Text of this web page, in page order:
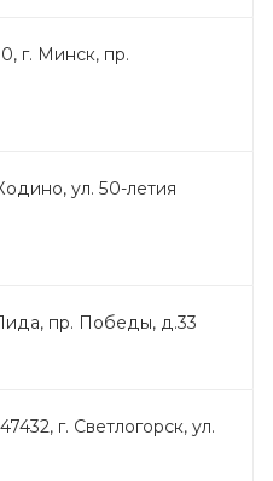
г. Минск, пр.
ул. 50-летия
пр. Победы, д.33
г. Светлогорск, ул.